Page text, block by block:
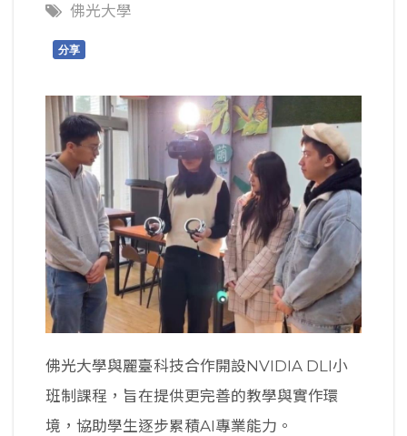
佛光大學
分享
佛光大學與麗臺科技合作開設NVIDIA DLI小
班制課程，旨在提供更完善的教學與實作環
境，協助學生逐步累積AI專業能力。